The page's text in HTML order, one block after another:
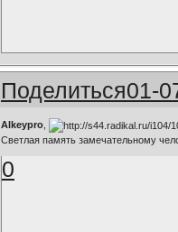
Поделиться01-
Alkeypro
Светлая память замечательному
0